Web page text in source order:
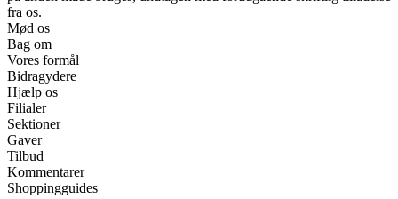
fra os.
Mød os
Bag om
Vores formål
Bidragydere
Hjælp os
Filialer
Sektioner
Gaver
Tilbud
Kommentarer
Shoppingguides